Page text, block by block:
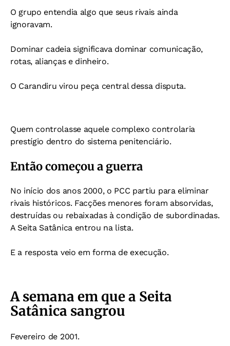
O grupo entendia algo que seus rivais ainda
ignoravam.
Dominar cadeia significava dominar comunicação,
rotas, alianças e dinheiro.
O Carandiru virou peça central dessa disputa.
Quem controlasse aquele complexo controlaria
prestígio dentro do sistema penitenciário.
Então começou a guerra
No início dos anos 2000, o PCC partiu para eliminar
rivais históricos. Facções menores foram absorvidas,
destruídas ou rebaixadas à condição de subordinadas.
A Seita Satânica entrou na lista.
E a resposta veio em forma de execução.
A semana em que a Seita
Satânica sangrou
Fevereiro de 2001.